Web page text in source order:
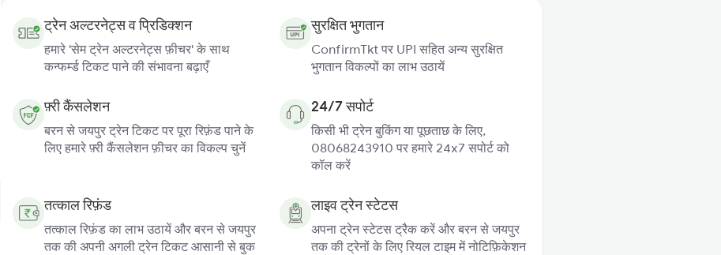
ट्रेन अल्टरनेट्स व प्रिडिक्शन
हमारे 'सेम ट्रेन अल्टरनेट्स फ़ीचर' के साथ
कन्फर्म्ड टिकट पाने की संभावना बढ़ाएँ
सुरक्षित भुगतान
ConfirmTkt पर UPI सहित अन्य सुरक्षित
भुगतान विकल्पों का लाभ उठायें
फ़्री कैंसलेशन
बरन से जयपुर ट्रेन टिकट पर पूरा रिफ़ंड पाने के
लिए हमारे फ़्री कैंसलेशन फ़ीचर का विकल्प चुनें
24/7 सपोर्ट
किसी भी ट्रेन बुकिंग या पूछताछ के लिए,
08068243910 पर हमारे 24x7 सपोर्ट को
कॉल करें
तत्काल रिफ़ंड
तत्काल रिफ़ंड का लाभ उठायें और बरन से जयपुर
तक की अपनी अगली ट्रेन टिकट आसानी से बुक
लाइव ट्रेन स्टेटस
अपना ट्रेन स्टेटस ट्रैक करें और बरन से जयपुर
तक की ट्रेनों के लिए रियल टाइम में नोटिफ़िकेशन